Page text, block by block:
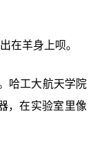
在羊身上呗。
哈工大航天学院
，在实验室里像